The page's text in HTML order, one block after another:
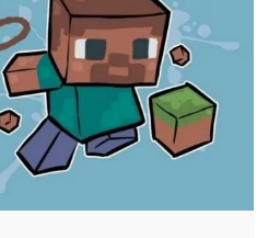
MINECRAFT
:
D7OOMY999